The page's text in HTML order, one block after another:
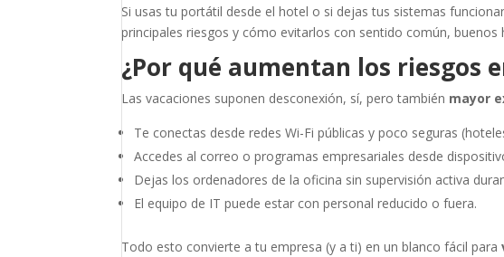
Si usas tu portátil desde el hotel o si dejas tus sistemas
principales riesgos y cómo evitarlos con sentido común, buenos
¿Por qué aumentan los riesgos
Las vacaciones suponen desconexión, sí, pero también mayor
Te conectas desde redes Wi-Fi públicas y poco seguras
Accedes al correo o programas empresariales desde
Dejas los ordenadores de la oficina sin supervisión activa
El equipo de IT puede estar con personal reducido o fuera.
Todo esto convierte a tu empresa (y a ti) en un blanco fácil para